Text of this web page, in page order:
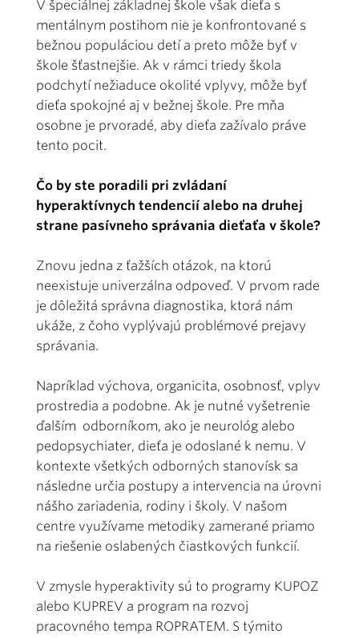
V špeciálnej základnej škole však dieťa s
mentálnym postihom nie je konfrontované s
bežnou populáciou detí a preto môže byť v
škole šťastnejšie. Ak v rámci triedy škola
podchytí nežiaduce okolité vplyvy, môže byť
dieťa spokojné aj v bežnej škole. Pre mňa
osobne je prvoradé, aby dieťa zažívalo práve
tento pocit.
Čo by ste poradili pri zvládaní
hyperaktívnych tendencií alebo na druhej
strane pasívneho správania dieťaťa v škole?
Znovu jedna z ťažších otázok, na ktorú
neexistuje univerzálna odpoveď. V prvom rade
je dôležitá správna diagnostika, ktorá nám
ukáže, z čoho vyplývajú problémové prejavy
správania.
Napríklad výchova, organicita, osobnosť, vplyv
prostredia a podobne. Ak je nutné vyšetrenie
ďalším odborníkom, ako je neurológ alebo
pedopsychiater, dieťa je odoslané k nemu. V
kontexte všetkých odborných stanovísk sa
následne určia postupy a intervencia na úrovni
nášho zariadenia, rodiny i školy. V našom
centre využívame metodiky zamerané priamo
na riešenie oslabených čiastkových funkcií.
V zmysle hyperaktivity sú to programy KUPOZ
alebo KUPREV a program na rozvoj
pracovného tempa ROPRATEM. S týmito